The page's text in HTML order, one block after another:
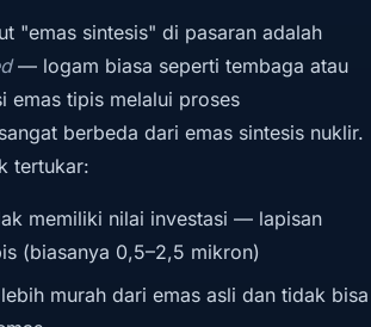
"emas sintesis" di pasaran adalah
— logam biasa seperti tembaga atau
emas tipis melalui proses
berbeda dari emas sintesis nuklir.
tertukar:
memiliki nilai investasi — lapisan
(biasanya 0,5–2,5 mikron)
murah dari emas asli dan tidak bisa